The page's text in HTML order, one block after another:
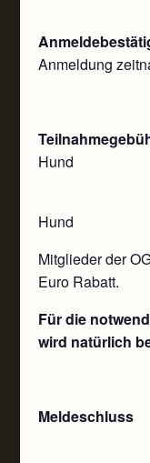
Anmeldung
Hund
Hund
Mitglieder der
Euro Rabatt.
Für die
wird natürlich